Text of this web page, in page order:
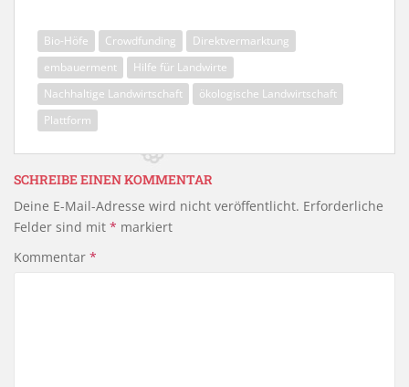
c
e
b
o
o
k
itt
er
le
n
Bio-Höfe Crowdfunding
Direktvermarktung
embauerment
Hilfe für Landwirte
Nachhaltige Landwirtschaft
ökologische Landwirtschaft
Plattform
SCHREIBE EINEN KOMMENTAR
Deine E-Mail-Adresse wird nicht veröffentlicht. Erforderliche
Felder sind mit * markiert
Kommentar *